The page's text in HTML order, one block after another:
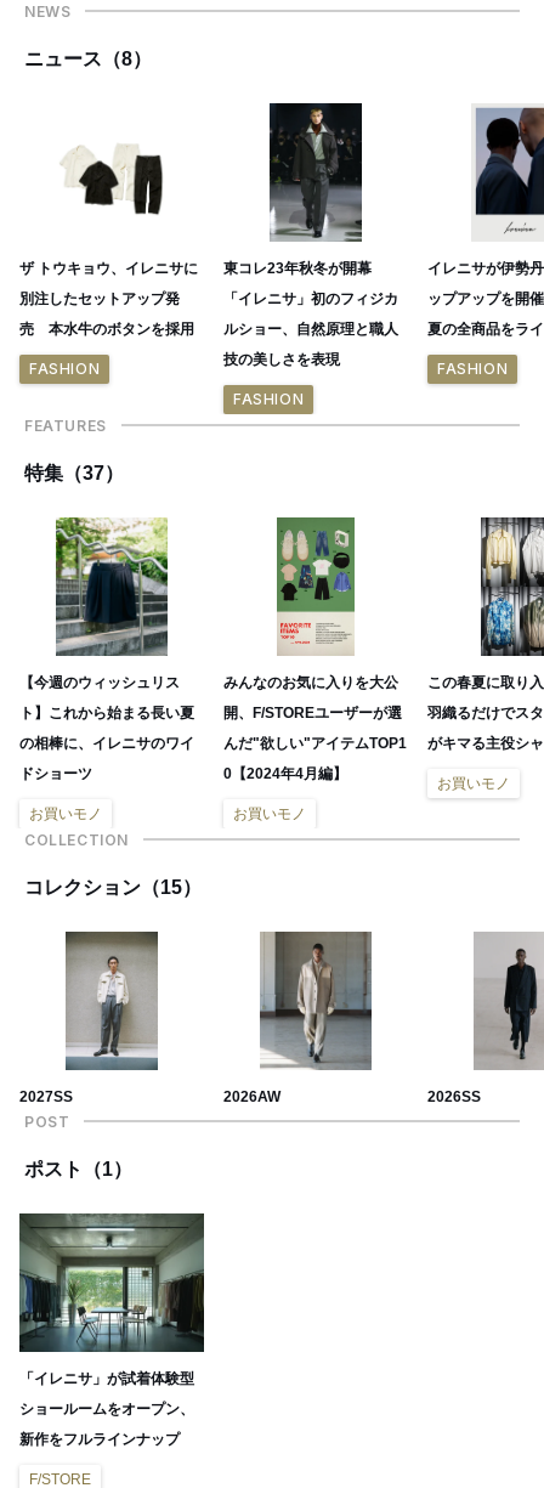
NEWS
ニュース（8）
ザ トウキョウ、イレニサに
別注したセットアップ発
売 本水牛のボタンを採用
FASHION
東コレ23年秋冬が開幕
「イレニサ」初のフィジカ
ルショー、自然原理と職人
技の美しさを表現
FASHION
イレニサが伊勢
ップアップを開
夏の全商品をラ
FASHION
FEATURES
特集（37）
【今週のウィッシュリス
ト】これから始まる長い夏
の相棒に、イレニサのワイ
ドショーツ
お買いモノ
みんなのお気に入りを大公
開、F/STOREユーザーが選
んだ"欲しい"アイテムTOP1
0【2024年4月編】
お買いモノ
この春夏に取り
羽織るだけでス
がキマる主役シ
お買いモノ
COLLECTION
コレクション（15）
2027SS 2026AW 2026SS
POST
ポスト（1）
「イレニサ」が試着体験型
ショールームをオープン、
新作をフルラインナップ
F/STORE